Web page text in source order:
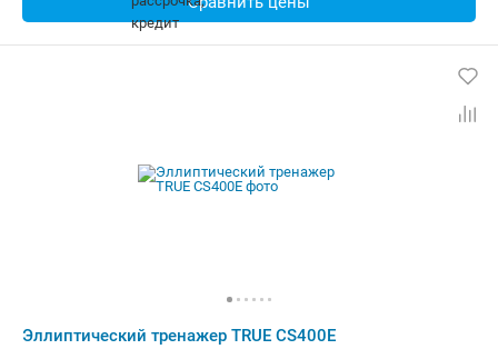
Эллиптический тренажер TRUE CS400E